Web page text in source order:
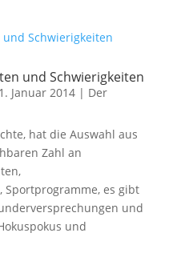
und Schwierigkeiten
Januar 2014| Der
hat die Auswahl aus
Zahl an
es gibt
und
und